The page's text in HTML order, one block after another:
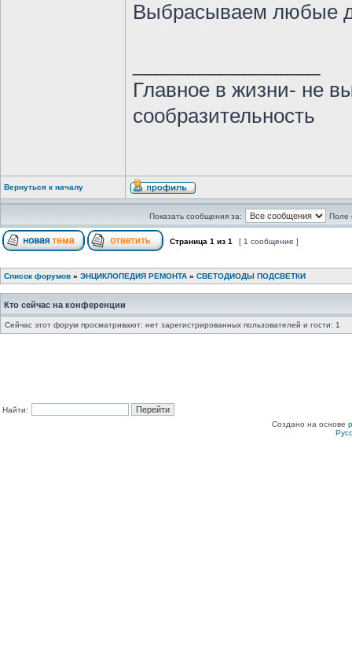
Выбрасываем любые
Главное в жизни- не
сообразительность
Вернуться к началу
Показать сообщения за: Поле
Страница 1 из 1 [ 1 сообщение ]
Список форумов » ЭНЦИКЛОПЕДИЯ РЕМОНТА » СВЕТОДИОДЫ ПОДСВЕТКИ
Кто сейчас на конференции
Сейчас этот форум просматривают: нет зарегистрированных пользователей и гости: 1
Найти:
Создано на основе